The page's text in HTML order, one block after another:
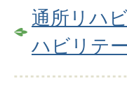
通所リハ
ハビリテ